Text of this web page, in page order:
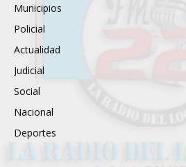
Municipios
Policial
Actualidad
Judicial
Social
Nacional
Deportes